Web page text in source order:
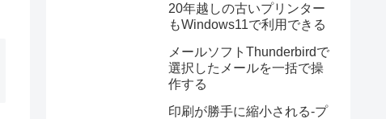
20年越しの古いプリンター
もWindows11で利用できる
メールソフトThunderbirdで
選択したメールを一括で操
作する
印刷が勝手に縮小される-プ